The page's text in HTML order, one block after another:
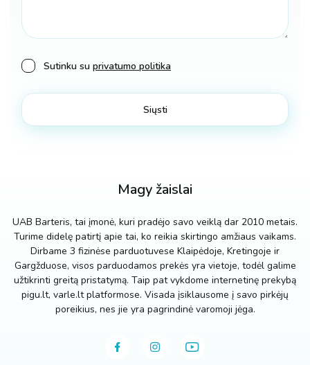
Sutinku su privatumo politika
Magy žaislai
UAB Barteris, tai įmonė, kuri pradėjo savo veiklą dar 2010 metais.
Turime didelę patirtį apie tai, ko reikia skirtingo amžiaus vaikams.
Dirbame 3 fizinėse parduotuvese Klaipėdoje, Kretingoje ir
Gargžduose, visos parduodamos prekės yra vietoje, todėl galime
užtikrinti greitą pristatymą. Taip pat vykdome internetinę prekybą
pigu.lt, varle.lt platformose. Visada įsiklausome į savo pirkėjų
poreikius, nes jie yra pagrindinė varomoji jėga.